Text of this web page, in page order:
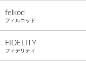
felkod
フィルコッド
FIDELITY
フィデリティ